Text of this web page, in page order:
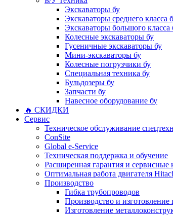
Экскаваторы бу
Экскаваторы среднего класса
Экскаваторы большого класса
Колесные экскаваторы бу
Гусеничные экскаваторы бу
Мини-экскаваторы бу
Колесные погрузчики бу
Специальная техника бу
Бульдозеры бу
Запчасти бу
Навесное оборудование бу
🔥 СКИДКИ
Сервис
Техническое обслуживание
ConSite
Global e-Service
Техническая поддержка и обучение
Расширенная гарантия и сервисные
Оптимальная работа двигателя
Производство
Гибка трубопроводов
Производство и
Изготовление